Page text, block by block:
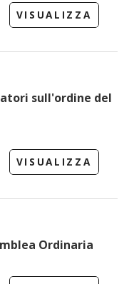
VISUALIZZA
sull'ordine del
VISUALIZZA
Ordinaria